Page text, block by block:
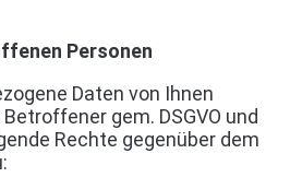
Personen
Daten von Ihnen
gem. DSGVO und
Rechte gegenüber dem